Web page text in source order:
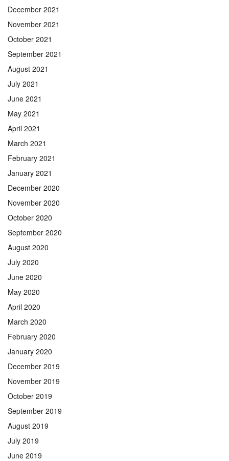
December 2021
November 2021
October 2021
September 2021
August 2021
July 2021
June 2021
May 2021
April 2021
March 2021
February 2021
January 2021
December 2020
November 2020
October 2020
September 2020
August 2020
July 2020
June 2020
May 2020
April 2020
March 2020
February 2020
January 2020
December 2019
November 2019
October 2019
September 2019
August 2019
July 2019
June 2019